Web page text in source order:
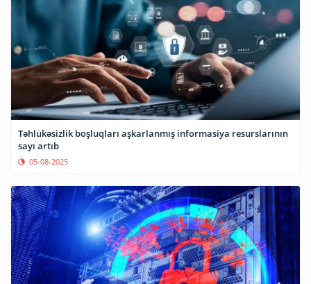
Təhlükəsizlik boşluqları aşkarlanmış informasiya resurslarının
sayı artıb
05-08-2025